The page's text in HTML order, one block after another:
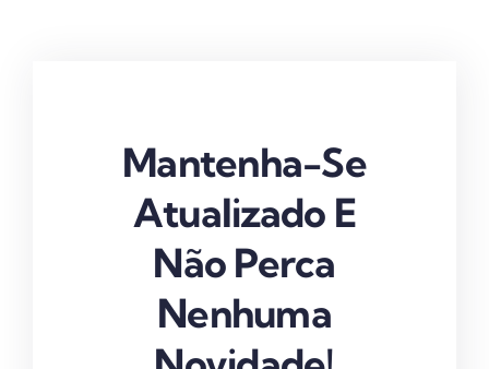
Mantenha-Se
Atualizado E
Não Perca
Nenhuma